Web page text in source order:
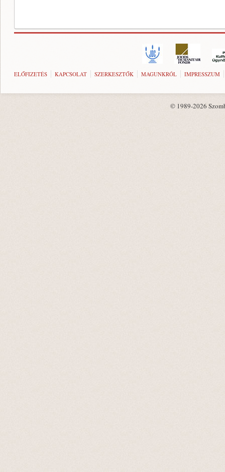
ELŐFIZETÉS KAPCSOLAT SZERKESZTŐK MAGUNKRÓL IMPRESSZUM
© 1989-2026